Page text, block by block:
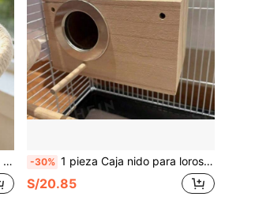
-30% 1 pieza Caja nido para loros, caja nido de madera natural para pájaros, caja de cría para pájaros pequeños, adecuada para agapornis, ninfas, loros, uso en jaulas de pájaros
S/20.85